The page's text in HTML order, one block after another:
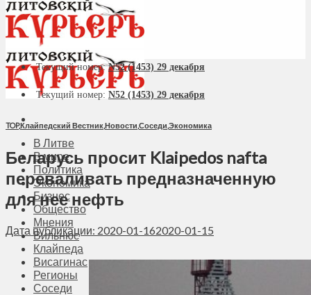
В Литве
В мире
Политика
Экономика
Бизнес
Общество
Мнения
Вильнюс
Клайпеда
Висагинас
Регионы
Соседи
Текущий номер:N52 (1453) 29 декабря
Текущий номер: N52 (1453) 29 декабря
TOP,Клайпедский Вестник,Новости,Соседи,Экономика
Беларусь просит Klaipedos nafta
переваливать предназначенную
для нее нефть
Дата публикации: 2020-01-162020-01-15